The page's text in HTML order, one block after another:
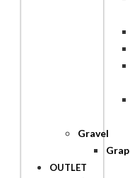
Gravel
Grap
OUTLET